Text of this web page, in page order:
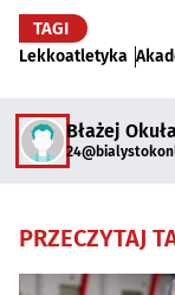
TAGI
Lekkoatletyka
Błażej Okuła
PRZECZYTAJ